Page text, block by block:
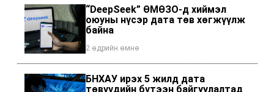
“DeepSeek” ӨМӨЗО-д хиймэл
оюуны нүсэр дата төв хөгжүүлж
байна
2 өдрийн өмнө
БНХАУ ирэх 5 жилд дата
төвүүдийн бүтээн байгуулалтад